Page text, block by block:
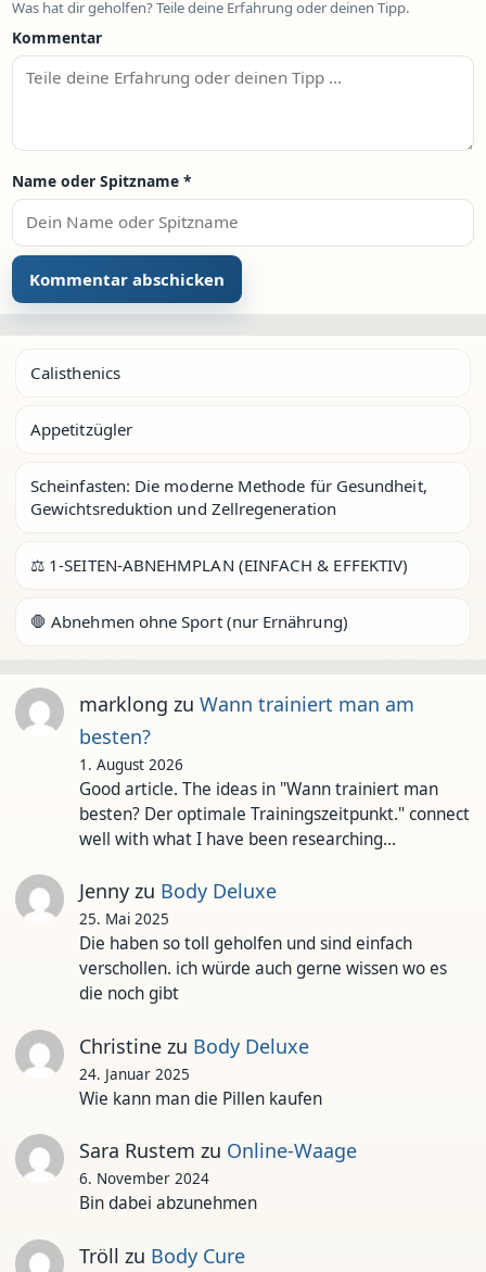
Was hat dir geholfen? Teile deine Erfahrung oder deinen Tipp.
Kommentar
Name oder Spitzname *
Calisthenics
Appetitzügler
Scheinfasten: Die moderne Methode für Gesundheit,
Gewichtsreduktion und Zellregeneration
⚖️ 1-SEITEN-ABNEHMPLAN (EINFACH & EFFEKTIV)
🛑 Abnehmen ohne Sport (nur Ernährung)
marklong zu Wann trainiert man am
besten?
1. August 2026
Good article. The ideas in "Wann trainiert man
besten? Der optimale Trainingszeitpunkt." connect
well with what I have been researching…
Jennyzu Body Deluxe
25. Mai 2025
Die haben so toll geholfen und sind einfach
verschollen. ich würde auch gerne wissen wo es
die noch gibt
Christinezu Body Deluxe
24. Januar 2025
Wie kann man die Pillen kaufen
Sara Rustem zu Online-Waage
6. November 2024
Bin dabei abzunehmen
Tröll zu Body Cure